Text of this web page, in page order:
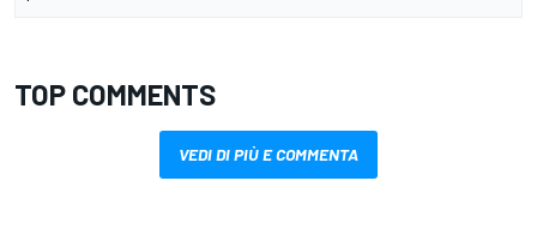
TOP COMMENTS
VEDI DI PIÙ E COMMENTA